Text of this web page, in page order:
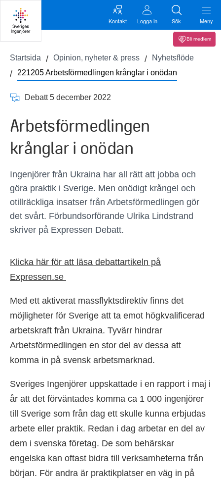
Kontakt Logga in Sök Meny
Bli medlem
Startsida Opinion, nyheter & press
Nyhetsflöde
221205 Arbetsförmedlingen krånglar i onödan
Debatt 5 december 2022
Arbetsförmedlingen
krånglar i onödan
Ingenjörer från Ukraina har all rätt att jobba och
göra praktik i Sverige. Men onödigt krångel och
otillräckliga insatser från Arbetsförmedlingen gör
det svårt. Förbundsorförande Ulrika Lindstrand
skriver på Expressen Debatt.
Klicka här för att läsa debattartikeln på
Expressen.se
Med ett aktiverat massflyktsdirektiv finns det
möjligheter för Sverige att ta emot högkvalificerad
arbetskraft från Ukraina. Tyvärr hindrar
Arbetsförmedlingen en stor del av dessa att
komma in på svensk arbetsmarknad.
Sveriges Ingenjörer uppskattade i en rapport i maj i
år att det förväntades komma ca 1 000 ingenjörer
till Sverige som från dag ett skulle kunna erbjudas
arbete eller praktik. Redan i dag arbetar en del av
dem i svenska företag. De som behärskar
engelska kan oftast bidra till verksamheterna från
början. För andra är praktikplatser en väg in på